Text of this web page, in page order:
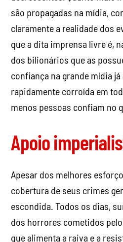
confiança na grande mídia
rapidamente corroída em
menos pessoas confiam no
Apoio
Apesar dos melhores
escondida. Todos os dias,
que alimenta a raiva e a
todo o mundo.